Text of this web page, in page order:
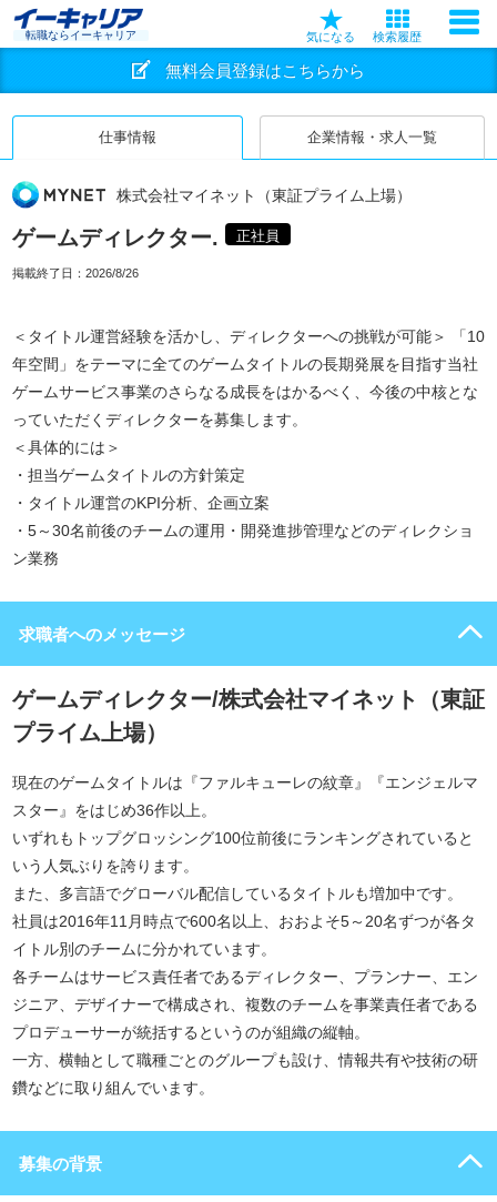
転職ならイーキャリア 気になる 検索履歴
無料会員登録はこちらから
仕事情報 企業情報・求人一覧
株式会社マイネット（東証プライム上場）
ゲームディレクター. 正社員
掲載終了日： 2026/8/26
＜タイトル運営経験を活かし、ディレクターへの挑戦が可能＞ 「10
年空間」をテーマに全てのゲームタイトルの長期発展を目指す当社
ゲームサービス事業のさらなる成長をはかるべく、今後の中核とな
っていただくディレクターを募集します。
＜具体的には＞
・担当ゲームタイトルの方針策定
・タイトル運営のKPI分析、企画立案
・5～30名前後のチームの運用・開発進捗管理などのディレクショ
ン業務
求職者へのメッセージ
ゲームディレクター/株式会社マイネット（東証
プライム上場）
現在のゲームタイトルは『ファルキューレの紋章』『エンジェルマ
スター』をはじめ36作以上。
いずれもトップグロッシング100位前後にランキングされていると
いう人気ぶりを誇ります。
また、多言語でグローバル配信しているタイトルも増加中です。
社員は2016年11月時点で600名以上、おおよそ5～20名ずつが各タ
イトル別のチームに分かれています。
各チームはサービス責任者であるディレクター、プランナー、エン
ジニア、デザイナーで構成され、複数のチームを事業責任者である
プロデューサーが統括するというのが組織の縦軸。
一方、横軸として職種ごとのグループも設け、情報共有や技術の研
鑽などに取り組んでいます。
募集の背景